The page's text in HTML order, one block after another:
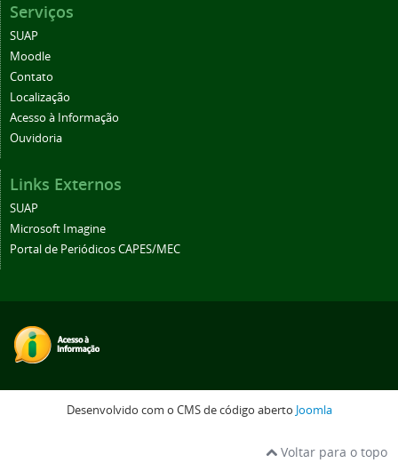
Serviços
SUAP
Moodle
Contato
Localização
Acesso à Informação
Ouvidoria
Links Externos
SUAP
Microsoft Imagine
Portal de Periódicos CAPES/MEC
Desenvolvido com o CMS de código aberto Joomla
Voltar para o topo